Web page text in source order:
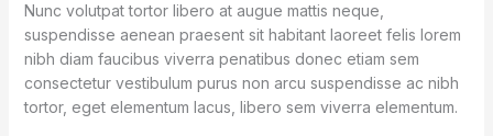
Nunc volutpat tortor libero at augue mattis neque,
suspendisse aenean praesent sit habitant laoreet felis lorem
nibh diam faucibus viverra penatibus donec etiam sem
consectetur vestibulum purus non arcu suspendisse ac nibh
tortor, eget elementum lacus, libero sem viverra elementum.